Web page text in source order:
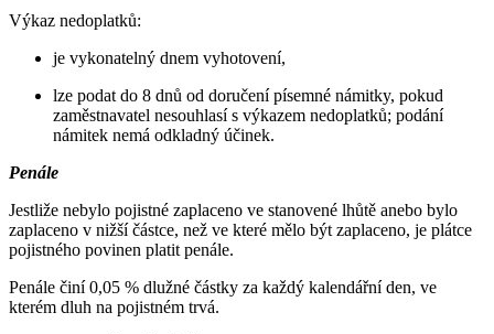
Výkaz nedoplatků:
je vykonatelný dnem vyhotovení,
lze podat do 8 dnů od doručení písemné námitky, pokud
zaměstnavatel nesouhlasí s výkazem nedoplatků; podání
námitek nemá odkladný účinek.
Penále
Jestliže nebylo pojistné zaplaceno ve stanovené lhůtě anebo bylo
zaplaceno v nižší částce, než ve které mělo být zaplaceno, je plátce
pojistného povinen platit penále.
Penále činí 0,05 % dlužné částky za každý kalendářní den, ve
kterém dluh na pojistném trvá.